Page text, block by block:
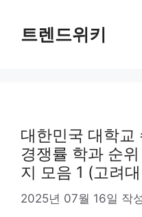
트렌드위키
대한민국 대학교
경쟁률 학과 순
지 모음 1 (고려
2025년 07월 16일 작